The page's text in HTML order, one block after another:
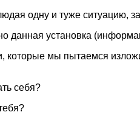
одну и туже ситуацию,
данная установка
которые мы пытаемся
себя?